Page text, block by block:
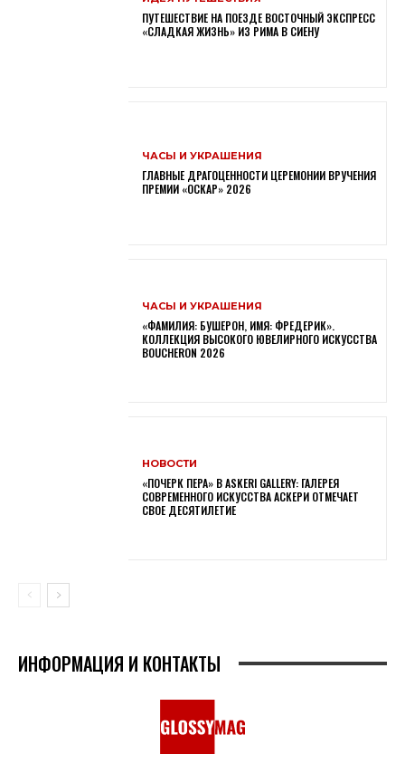
ПУТЕШЕСТВИЕ НА ПОЕЗДЕ ВОСТОЧНЫЙ ЭКСПРЕСС
«СЛАДКАЯ ЖИЗНЬ» ИЗ РИМА В СИЕНУ
ЧАСЫ И УКРАШЕНИЯ
ГЛАВНЫЕ ДРАГОЦЕННОСТИ ЦЕРЕМОНИИ ВРУЧЕНИЯ
ПРЕМИИ «ОСКАР» 2026
ЧАСЫ И УКРАШЕНИЯ
«ФАМИЛИЯ: БУШЕРОН, ИМЯ: ФРЕДЕРИК».
КОЛЛЕКЦИЯ ВЫСОКОГО ЮВЕЛИРНОГО ИСКУССТВА
BOUCHERON 2026
НОВОСТИ
«ПОЧЕРК ПЕРА» В ASKERI GALLERY: ГАЛЕРЕЯ
СОВРЕМЕННОГО ИСКУССТВА АСКЕРИ ОТМЕЧАЕТ
СВОЕ ДЕСЯТИЛЕТИЕ
ИНФОРМАЦИЯ И КОНТАКТЫ